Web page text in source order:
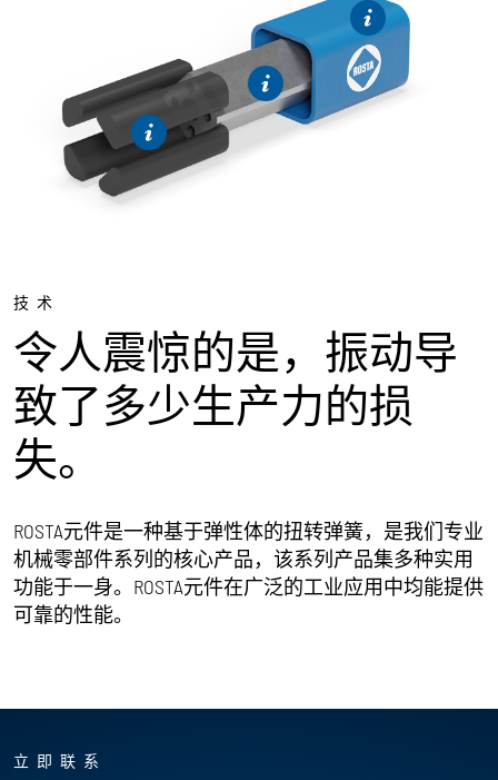
技术
令人震惊的是，振动导
致了多少生产力的损
失。
ROSTA元件是一种基于弹性体的扭转弹簧，是我们专业
机械零部件系列的核心产品，该系列产品集多种实用
功能于一身。ROSTA元件在广泛的工业应用中均能提供
可靠的性能。
立即联系